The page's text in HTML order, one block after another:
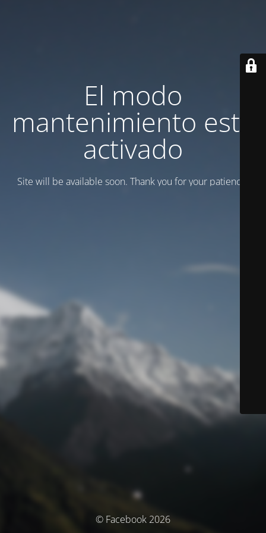
El modo
mantenimiento está
activado
Site will be available soon. Thank you for your patience!
© Facebook 2026